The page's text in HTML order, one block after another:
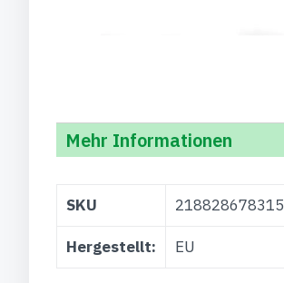
Mehr Informationen
Weitere
Informationen
SKU 218828678315
Hergestellt: EU